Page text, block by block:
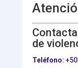
de
Teléfono: